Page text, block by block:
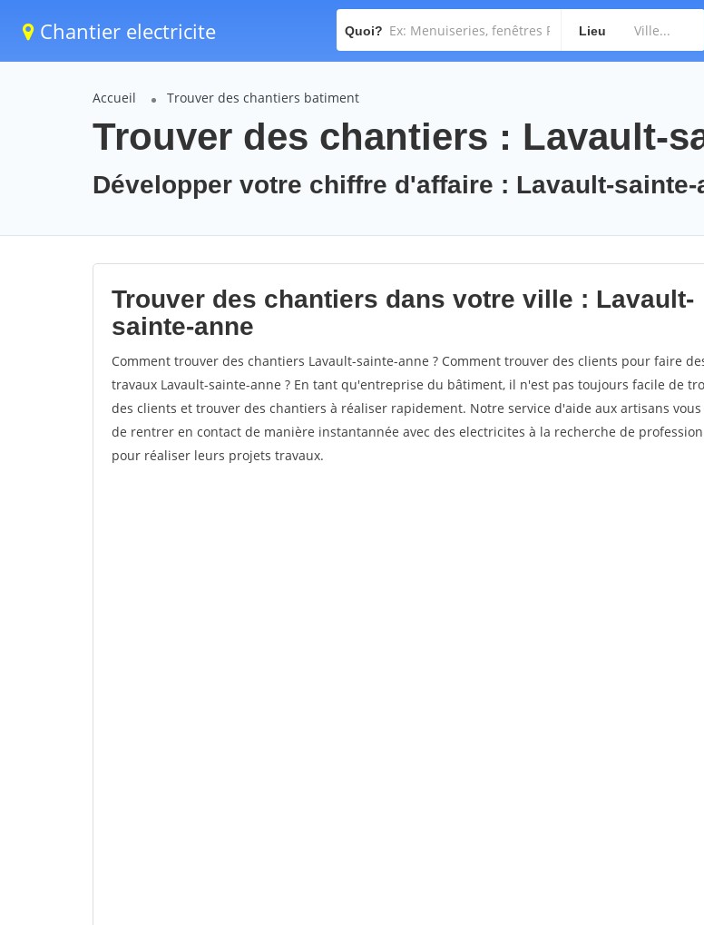
Chantier electricite Quoi? Lieu
Accueil Trouver des chantiers batiment
Trouver des chantiers : Lavault-
Développer votre chiffre d'affaire : Lavault-sainte-
Trouver des chantiers dans votre ville : Lavault-
sainte-anne
Comment trouver des chantiers Lavault-sainte-anne ? Comment trouver des clients pour faire
travaux Lavault-sainte-anne ? En tant qu'entreprise du bâtiment, il n'est pas toujours facile de
des clients et trouver des chantiers à réaliser rapidement. Notre service d'aide aux artisans
de rentrer en contact de manière instantannée avec des electricites à la recherche de
pour réaliser leurs projets travaux.